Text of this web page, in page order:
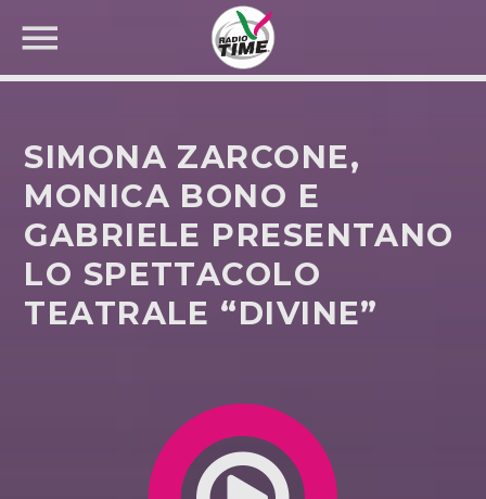
CERCA NEL SITO WEB:
SIMONA ZARCONE,
MONICA BONO E
GABRIELE PRESENTANO
LO SPETTACOLO
TEATRALE “DIVINE”